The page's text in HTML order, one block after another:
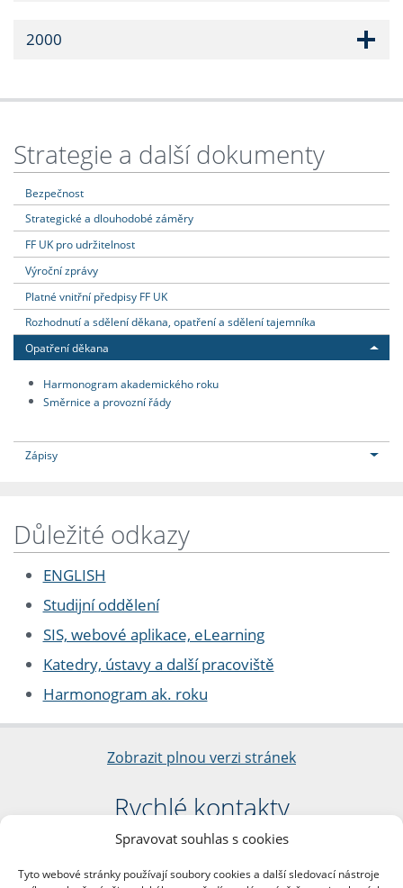
Spravovat souhlas s cookies
Tyto webové stránky používají soubory cookies a další sledovací nástroje
2000
Strategie a další dokumenty
Bezpečnost
Strategické a dlouhodobé záměry
FF UK pro udržitelnost
Výroční zprávy
Platné vnitřní předpisy FF UK
Rozhodnutí a sdělení děkana, opatření a sdělení tajemníka
Opatření děkana
Harmonogram akademického roku
Směrnice a provozní řády
Zápisy
Důležité odkazy
ENGLISH
Studijní oddělení
SIS, webové aplikace, eLearning
Katedry, ústavy a další pracoviště
Harmonogram ak. roku
Zobrazit plnou verzi stránek
Rychlé kontakty
Filozofická fakulta
nám. Jana Palacha 1/2